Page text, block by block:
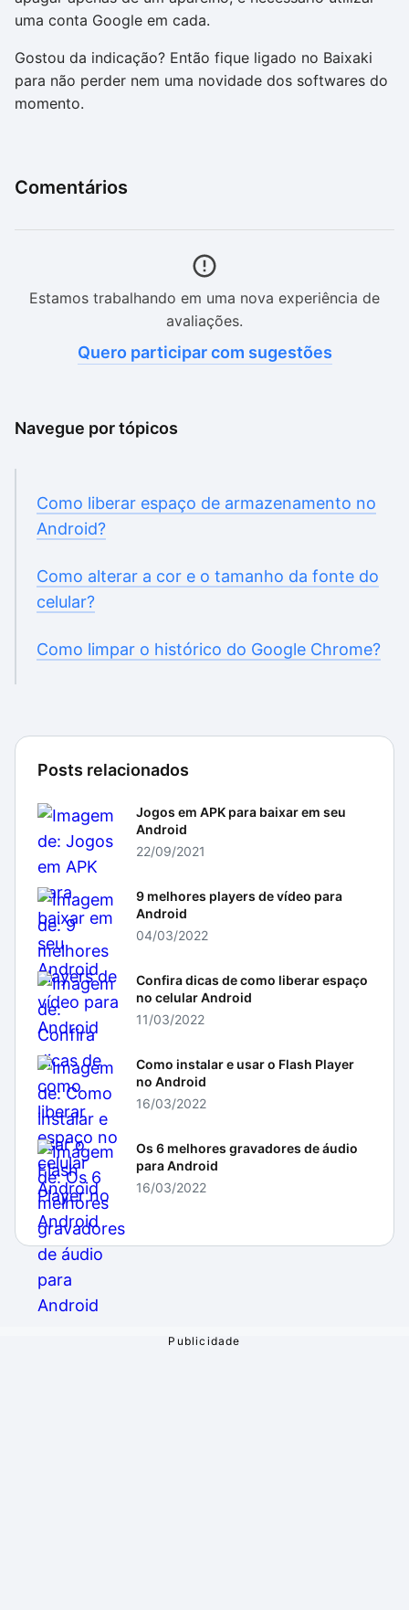
uma conta Google em cada.
Gostou da indicação? Então fique ligado no Baixaki
para não perder nem uma novidade dos softwares do
momento.
Comentários
Estamos trabalhando em uma nova experiência de
avaliações.
Quero participar com sugestões
Navegue por tópicos
Como liberar espaço de armazenamento no
Android?
Como alterar a cor e o tamanho da fonte do
celular?
Como limpar o histórico do Google Chrome?
Posts relacionados
Jogos em APK para baixar em seu
Android
22/09/2021
9 melhores players de vídeo para
Android
04/03/2022
Confira dicas de como liberar espaço
no celular Android
11/03/2022
Como instalar e usar o Flash Player
no Android
16/03/2022
Os 6 melhores gravadores de áudio
para Android
16/03/2022